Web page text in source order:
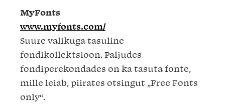
MyFonts
www.myfonts.com/
Suure valikuga tasuline
fondikollektsioon. Paljudes
fondiperekondades on ka tasuta fonte,
mille leiab, piirates otsingut „Free Fonts
only“.